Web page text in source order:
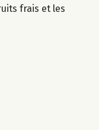
frais et les